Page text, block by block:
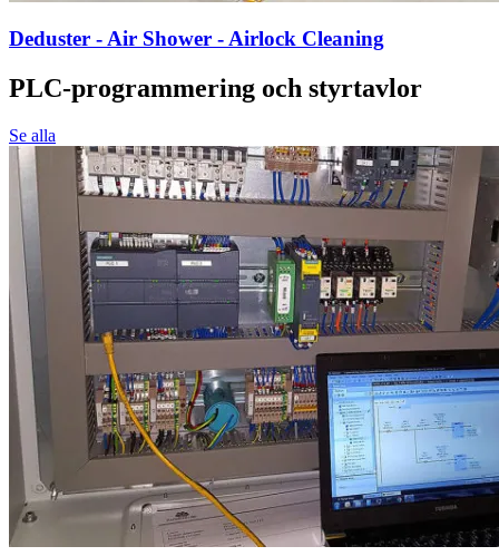
Deduster - Air Shower - Airlock Cleaning
PLC-programmering och styrtavlor
Se alla